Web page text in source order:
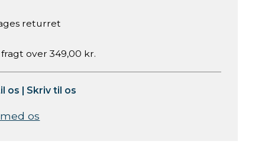
returret
fragt over 349,00 kr.
os | Skriv til os
os